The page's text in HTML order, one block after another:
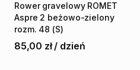
Rower gravelowy ROMET
Aspre 2 beżowo-zielony
rozm. 48 (S)
85,00 zł / dzień